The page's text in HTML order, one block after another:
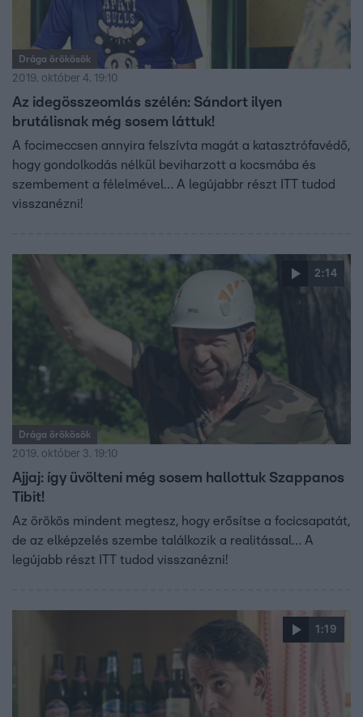
Drága örökösök
2019. október 4. 19:10
Az idegösszeomlás szélén: Sándort ilyen
brutálisnak még sosem láttuk!
A focimeccsen annyira felszívta magát a katasztrófavédő,
hogy gondolkodás nélkül beviharzott a kocsmába és
szembement a félelmével… A legújabbr részt ITT tudod
visszanézni!
2:14
Drága örökösök
2019. október 3. 19:10
Ajjaj: így üvölteni még sosem hallottuk Szappanos
Tibit!
Az örökös mindent megtesz, hogy erősítse a focicsapatát,
de az elképzelés szembe találkozik a realitással… A
legújabb részt ITT tudod visszanézni!
1:19